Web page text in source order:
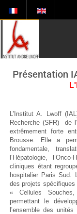
Présentation
L’Institut A. Lwoff
Recherche (SFR) de
extrêmement forte
Brousse. Elle a
fondamentale,
l’Hépatologie,
cliniques étant
hospitalier Paris Sud.
des projets spécifiques
« Cellules Souches,
permettant le
l’ensemble des